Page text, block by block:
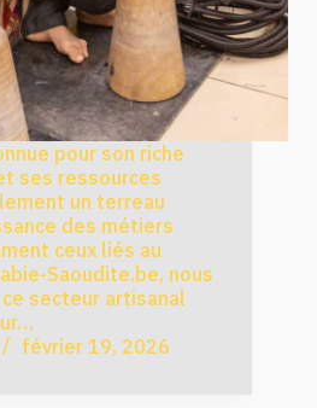
pour son riche
ses ressources
un terreau
des métiers
ceux liés au
Saoudite.be, nous
secteur artisanal
février 19, 2026